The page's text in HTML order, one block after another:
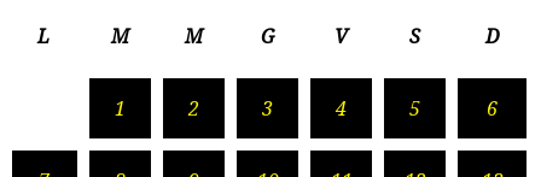
L M M G V S D
1 2 3 4 5 6